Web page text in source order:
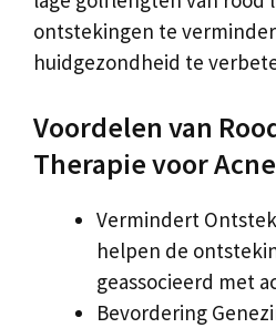
ontstekingen te
huidgezondheid te
Voordelen van
Therapie voor Acne
Vermindert
helpen de
geassocieerd met
Bevordering